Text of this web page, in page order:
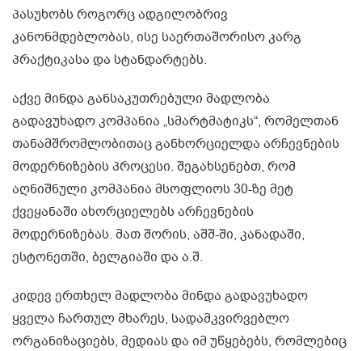
პასუხობს როგორც ადგილობრივ
კანონმდებლობას, ისე საერთაშორისო კარგ
პრაქტიკასა და სტანდარტებს.
აქვე მინდა განსაკუთრებული მადლობა
გადავუხადო კომპანია „სმარტმატიკს“, რომელთან
თანამშრომლობითაც განხორციელდა არჩევნების
მოდერნიზების პროცესი. შეგახსენებთ, რომ
აღნიშნული კომპანია მსოფლიოს 30-ზე მეტ
ქვეყანაში ახორციელებს არჩევნების
მოდერნიზებას. მათ შორის, აშშ-ში, კანადაში,
ესტონეთში, ბელგიაში და ა.შ.
კიდევ ერთხელ მადლობა მინდა გადავუხადო
ყველა ჩართულ მხარეს, სადამკვირვებლო
ორგანიზაციებს, მედიას და იმ უწყებებს, რომლებიც